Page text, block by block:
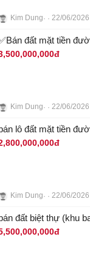
Kim Dung 22/06/2026
đất mặt tiền
Kim Dung 22/06/2026
lô đất mặt tiền
Kim Dung 22/06/2026
đất biệt thự (khu